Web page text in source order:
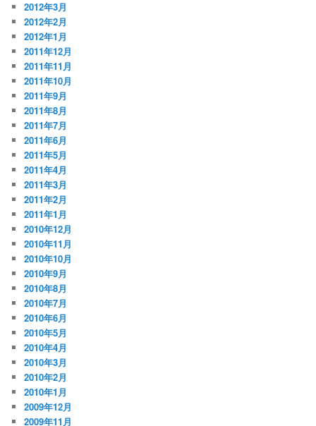
2012年3月
2012年2月
2012年1月
2011年12月
2011年11月
2011年10月
2011年9月
2011年8月
2011年7月
2011年6月
2011年5月
2011年4月
2011年3月
2011年2月
2011年1月
2010年12月
2010年11月
2010年10月
2010年9月
2010年8月
2010年7月
2010年6月
2010年5月
2010年4月
2010年3月
2010年2月
2010年1月
2009年12月
2009年11月